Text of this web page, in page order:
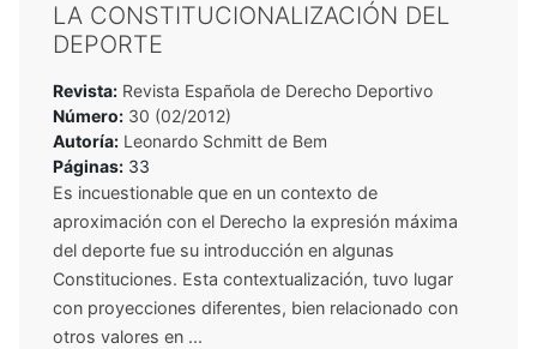
LA CONSTITUCIONALIZACIÓN DEL
DEPORTE
Revista: Revista Española de Derecho Deportivo
Número: 30 (02/2012)
Autoría: Leonardo Schmitt de Bem
Páginas: 33
Es incuestionable que en un contexto de
aproximación con el Derecho la expresión máxima
del deporte fue su introducción en algunas
Constituciones. Esta contextualización, tuvo lugar
con proyecciones diferentes, bien relacionado con
otros valores en ...